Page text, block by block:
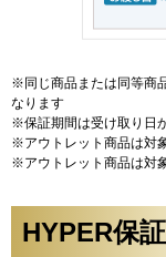
※同じ商品または同等商
なります
※保証期間は受け取り日
※アウトレット商品は対
※アウトレット商品は対
HYPER保